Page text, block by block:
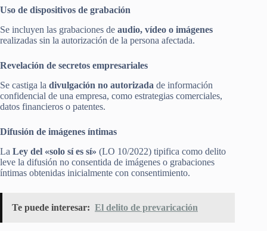
Uso de dispositivos de grabación
Se incluyen las grabaciones de audio, vídeo o imágenes
realizadas sin la autorización de la persona afectada.
Revelación de secretos empresariales
Se castiga la divulgación no autorizada de información
confidencial de una empresa, como estrategias comerciales,
datos financieros o patentes.
Difusión de imágenes íntimas
La Ley del «solo sí es sí» (LO 10/2022) tipifica como delito
leve la difusión no consentida de imágenes o grabaciones
íntimas obtenidas inicialmente con consentimiento.
Te puede interesar: El delito de prevaricación